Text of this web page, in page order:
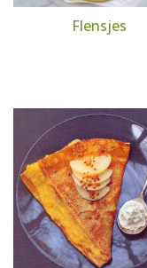
Flensjes